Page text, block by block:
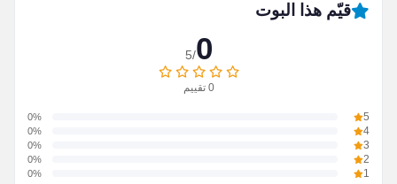
قيّم هذا البوت
0
/5
0 تقييم
5
0%
4
0%
3
0%
2
0%
1
0%